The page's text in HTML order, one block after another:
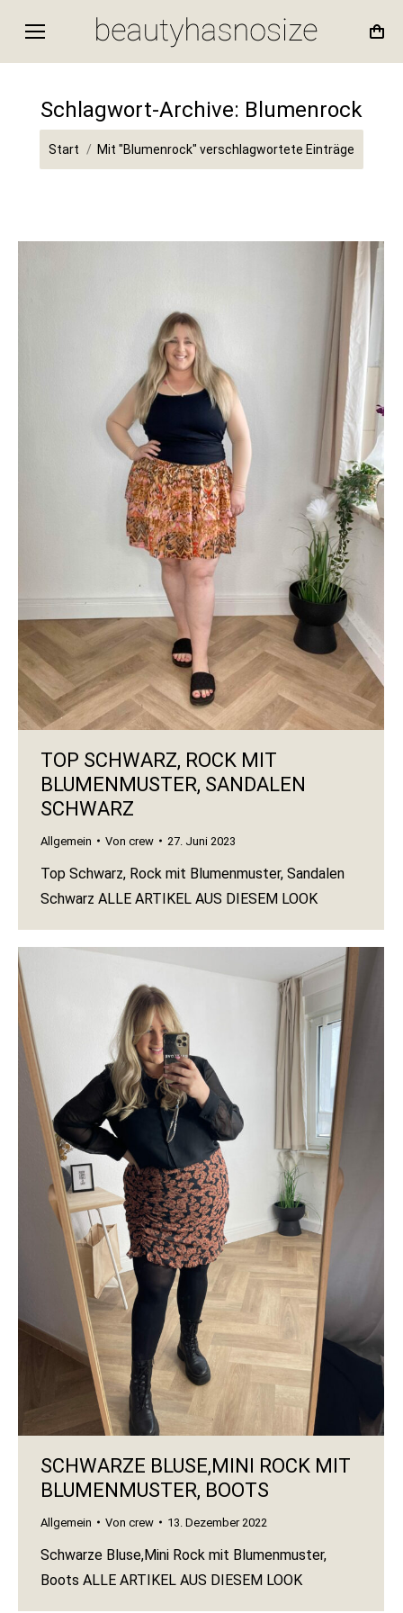
Schlagwort-Archive: Blumenrock
Sie befinden sich hier:
Start Mit "Blumenrock" verschlagwortete Einträge
TOP SCHWARZ, ROCK MIT
BLUMENMUSTER, SANDALEN
SCHWARZ
Allgemein Von crew 27. Juni 2023
Top Schwarz, Rock mit Blumenmuster, Sandalen
Schwarz ALLE ARTIKEL AUS DIESEM LOOK
SCHWARZE BLUSE,MINI ROCK MIT
BLUMENMUSTER, BOOTS
Allgemein Von crew 13. Dezember 2022
Schwarze Bluse,Mini Rock mit Blumenmuster,
Boots ALLE ARTIKEL AUS DIESEM LOOK